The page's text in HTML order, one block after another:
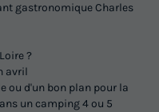
gastronomique Charles
?
avril
ou d'un bon plan pour la
un camping 4 ou 5